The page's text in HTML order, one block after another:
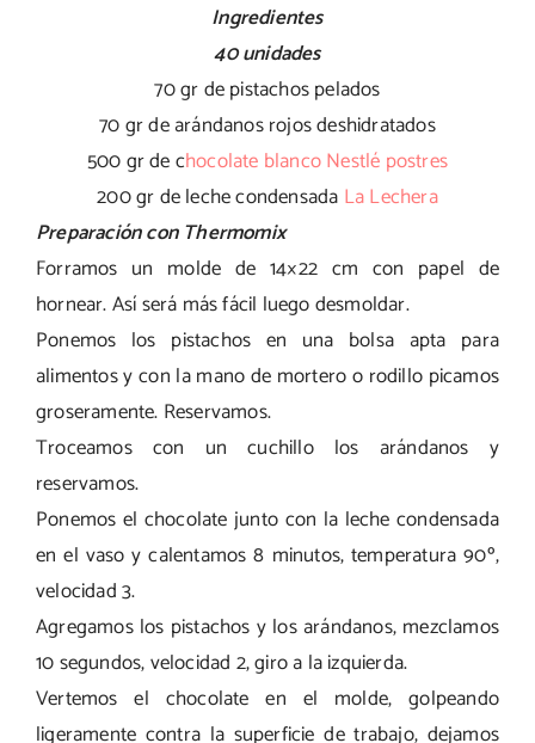
Ingredientes
40 unidades
70 gr de pistachos pelados
70 gr de arándanos rojos deshidratados
500 gr de chocolate blanco Nestlé postres
200 gr de leche condensada La Lechera
Preparación con Thermomix
Forramos un molde de 14×22 cm con papel de
hornear. Así será más fácil luego desmoldar.
Ponemos los pistachos en una bolsa apta para
alimentos y con la mano de mortero o rodillo picamos
groseramente. Reservamos.
Troceamos con un cuchillo los arándanos y
reservamos.
Ponemos el chocolate junto con la leche condensada
en el vaso y calentamos 8 minutos, temperatura 90º,
velocidad 3.
Agregamos los pistachos y los arándanos, mezclamos
10 segundos, velocidad 2, giro a la izquierda.
Vertemos el chocolate en el molde, golpeando
ligeramente contra la superficie de trabajo, dejamos